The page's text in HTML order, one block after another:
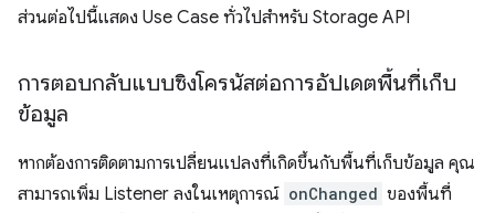
ส่วนต่อไปนี้แสดง Use Case ทั่วไปสำหรับ Storage API
การตอบกลับแบบซิงโครนัสต่อการอัปเดตพื้นที่เก็บ
ข้อมูล
หากต้องการติดตามการเปลี่ยนแปลงที่เกิดขึ้นกับพื้นที่เก็บข้อมูล คุณ
สามารถเพิ่ม Listener ลงในเหตุการณ์ onChanged ของพื้นที่